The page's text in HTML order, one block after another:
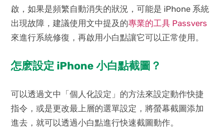
啟，如果是頻繁自動消失的狀況，可能是 iPhone 系統
出現故障，建議使用文中提及的專業的工具 Passvers
來進行系統修復，再啟用小白點讓它可以正常使用。
怎麽設定 iPhone 小白點截圖？
可以透過文中「個人化設定」的方法來設定動作快捷
指令，或是更改最上層的選單設定，將螢幕截圖添加
進去，就可以透過小白點進行快速截圖動作。